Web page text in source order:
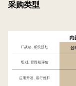
采购类型